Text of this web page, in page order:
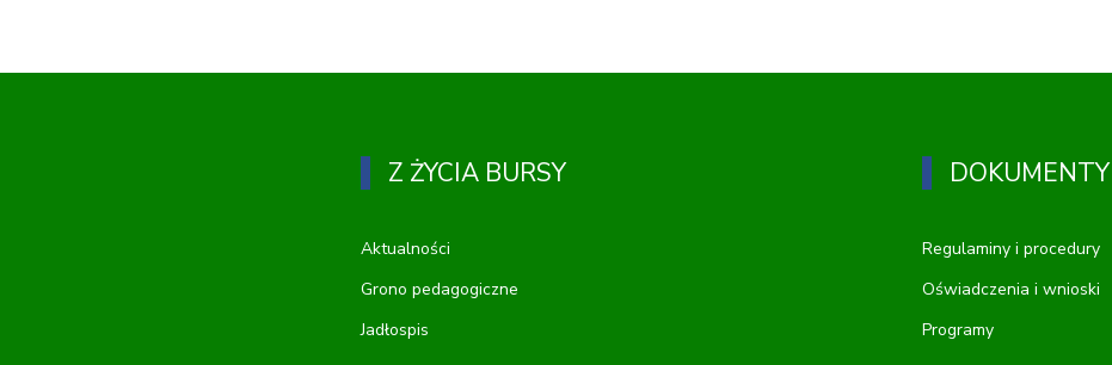
Z ŻYCIA BURSY
Aktualności
Grono pedagogiczne
Jadłospis
DOKUMENTY
Regulaminy i procedury
Oświadczenia i wnioski
Programy